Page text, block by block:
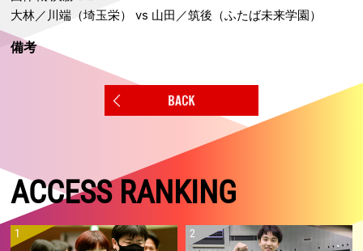
大林／川端（埼玉栄） vs 山田／筑後（ふたば未来学園）
備考
ACCESS RANKING